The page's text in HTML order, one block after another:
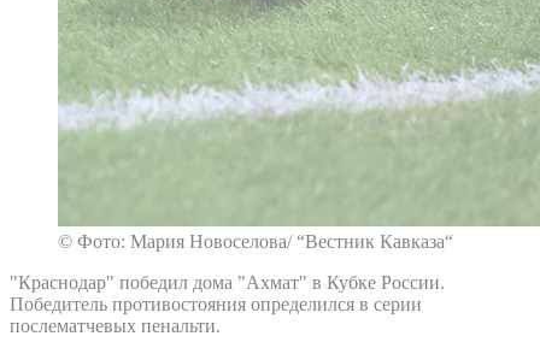
© Фото: Мария Новоселова/ “Вестник Кавказа“
"Краснодар" победил дома "Ахмат" в Кубке России.
Победитель противостояния определился в серии
послематчевых пенальти.